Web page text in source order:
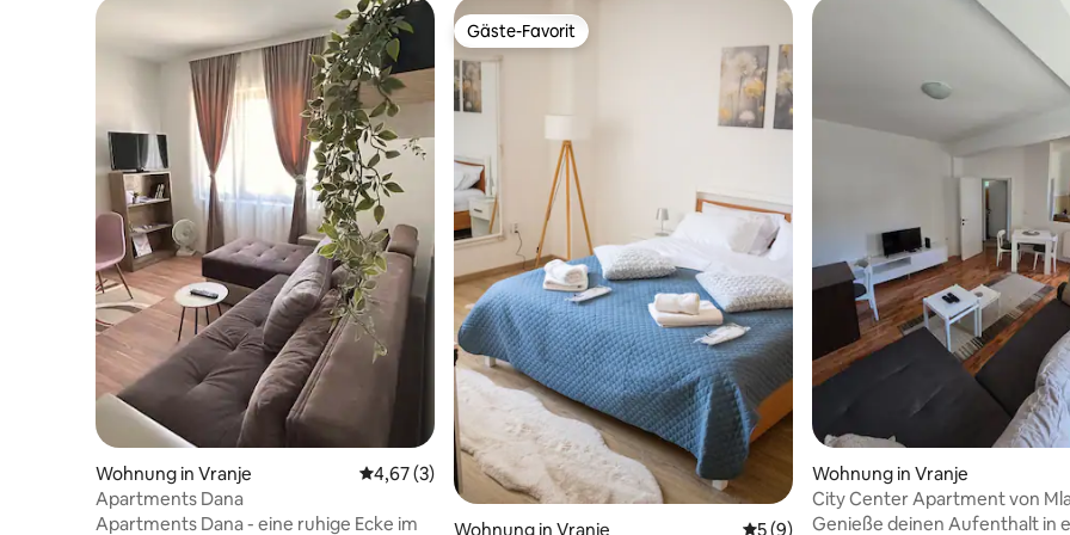
Wohnung in Vranje Durchschnittliche Bewertung: 4,67 von 5, 3 Bewertungen
4,67 (3)
Apartments Dana
Apartments Dana - eine ruhige Ecke im
Gäste-Favorit
Gäste-Favorit
Wohnung in Vranje Durchschnittliche Bewertung: 5 von 5,
5 (9)
Wohnung in Vranje
City Center Apartment von
Genieße deinen Aufenthalt in